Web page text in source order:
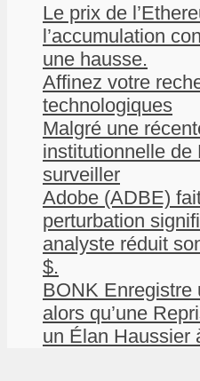
Le prix de
l’accumulation
une hausse.
Affinez votre
technologiques
Malgré une
institutionnelle de
surveiller
Adobe (ADBE)
perturbation
analyste réduit
$.
BONK Enregistre
alors qu’une
un Élan Haussier